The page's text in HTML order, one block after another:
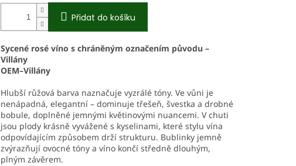
Přidat do košíku
Sycené rosé víno s chráněným označením původu –
Villány
OEM–Villány
Hlubší růžová barva naznačuje vyzrálé tóny. Ve vůni je
nenápadná, elegantní – dominuje třešeň, švestka a drobné
bobule, doplněné jemnými květinovými nuancemi. V chuti
jsou plody krásně vyvážené s kyselinami, které stylu vína
odpovídajícím způsobem drží strukturu. Bublinky jemně
zvýrazňují ovocné tóny a víno končí středně dlouhým,
plným závěrem.